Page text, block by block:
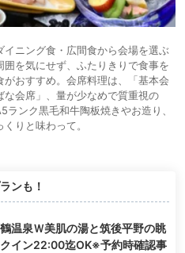
イニング食・広間食から会場を選ぶ
を気にせず、ふたりきりで食事を
おすすめ。会席料理は、「基本会
会席」、量が少なめで質重視の
ランク黒毛和牛陶板焼きやお造り、
りと味わって。
ンも！
鶴温泉Ｗ美肌の湯と筑後平野の眺
イン22:00迄OK※予約時確認事